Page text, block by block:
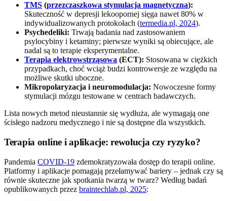
TMS (przezczaszkowa stymulacja magnetyczna):
Skuteczność w depresji lekoopornej sięga nawet 80% w
indywidualizowanych protokołach (termedia.pl, 2024).
Psychedeliki: Trwają badania nad zastosowaniem
psylocybiny i ketaminy; pierwsze wyniki są obiecujące, ale
nadal są to terapie eksperymentalne.
Terapia elektrowstrząsowa (ECT): Stosowana w ciężkich
przypadkach, choć wciąż budzi kontrowersje ze względu na
możliwe skutki uboczne.
Mikropolaryzacja i neuromodulacja: Nowoczesne formy
stymulacji mózgu testowane w centrach badawczych.
Lista nowych metod nieustannie się wydłuża, ale wymagają one
ścisłego nadzoru medycznego i nie są dostępne dla wszystkich.
Terapia online i aplikacje: rewolucja czy ryzyko?
Pandemia COVID-19 zdemokratyzowała dostęp do terapii online.
Platformy i aplikacje pomagają przełamywać bariery – jednak czy są
równie skuteczne jak spotkania twarzą w twarz? Według badań
opublikowanych przez braintechlab.pl, 2025: